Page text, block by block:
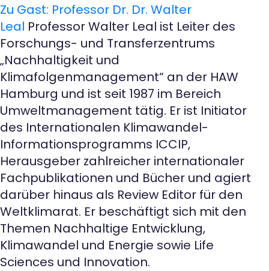
Zu Gast: Professor Dr. Dr. Walter
Leal Professor Walter Leal ist Leiter des
Forschungs- und Transferzentrums
„Nachhaltigkeit und
Klimafolgenmanagement“ an der HAW
Hamburg und ist seit 1987 im Bereich
Umweltmanagement tätig. Er ist Initiator
des Internationalen Klimawandel-
Informationsprogramms ICCIP,
Herausgeber zahlreicher internationaler
Fachpublikationen und Bücher und agiert
darüber hinaus als Review Editor für den
Weltklimarat. Er beschäftigt sich mit den
Themen Nachhaltige Entwicklung,
Klimawandel und Energie sowie Life
Sciences und Innovation.